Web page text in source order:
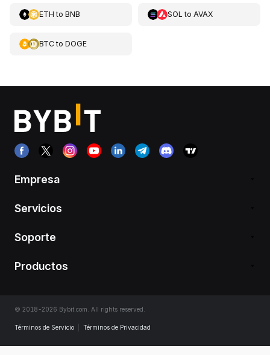
ETH to BNB SOL to AVAX
BTCto DOGE
Empresa
Servicios
Soporte
Productos
© 2018-2026 Bybit.com. All rights reserved.
Términos de Servicio Términos de Privacidad